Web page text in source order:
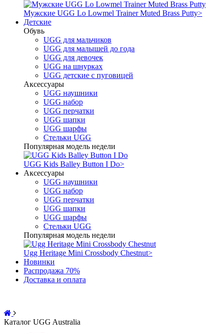
Мужские UGG Lo Lowmel Trainer Muted Brass Putty>
Детские
Обувь
UGG для мальчиков
UGG для малышей до года
UGG для девочек
UGG на шнурках
UGG детские с пуговицей
Аксессуары
UGG наушники
UGG набор
UGG перчатки
UGG шапки
UGG шарфы
Стельки UGG
Популярная модель недели
UGG Kids Balley Button I Do>
Аксессуары
UGG наушники
UGG набор
UGG перчатки
UGG шапки
UGG шарфы
Стельки UGG
Популярная модель недели
Ugg Heritage Mini Crossbody Chestnut>
Новинки
Распродажа 70%
Доставка и оплата
Каталог UGG Australia